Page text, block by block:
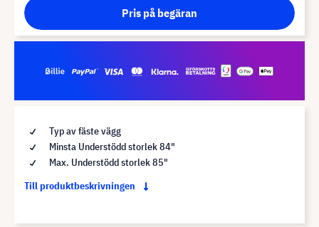
Pris på begäran
Typ av fäste vägg
Minsta Understödd storlek 84"
Max. Understödd storlek 85"
Till produktbeskrivningen